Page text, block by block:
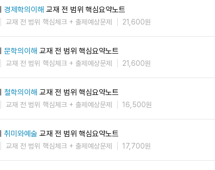
경제학의이해 교재 전 범위 핵심요약노트
교재 전 범위 핵심체크 + 출제예상문제 21,600원
문학의이해 교재 전 범위 핵심요약노트
교재 전 범위 핵심체크 + 출제예상문제 21,600원
철학의이해 교재 전 범위 핵심요약노트
교재 전 범위 핵심체크 + 출제예상문제 16,500원
취미와예술 교재 전 범위 핵심요약노트
교재 전 범위 핵심체크 + 출제예상문제 17,700원